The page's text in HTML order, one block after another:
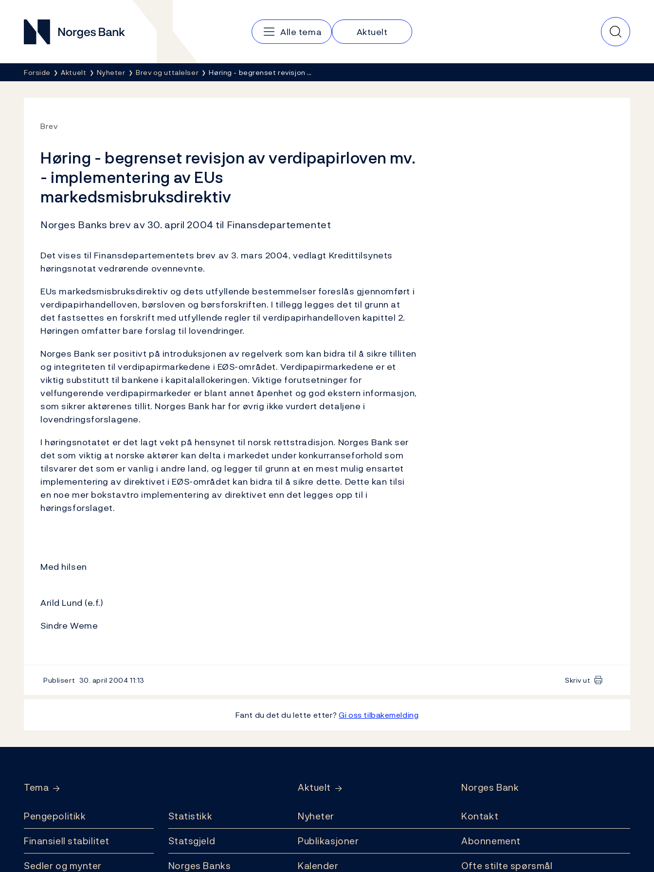
Norges Bank
Hovedmeny
Alle tema Aktuelt
Her er du nå:
Forside Aktuelt Nyheter Brev og uttalelser Høring - begrenset revisjon …
Brev
Høring - begrenset revisjon av verdipapirloven mv.
- implementering av EUs
markedsmisbruksdirektiv
Norges Banks brev av 30. april 2004 til Finansdepartementet
Det vises til Finansdepartementets brev av 3. mars 2004, vedlagt Kredittilsynets
høringsnotat vedrørende ovennevnte.
EUs markedsmisbruksdirektiv og dets utfyllende bestemmelser foreslås gjennomført i
verdipapirhandelloven, børsloven og børsforskriften. I tillegg legges det til grunn at
det fastsettes en forskrift med utfyllende regler til verdipapirhandelloven kapittel 2.
Høringen omfatter bare forslag til lovendringer.
Norges Bank ser positivt på introduksjonen av regelverk som kan bidra til å sikre tilliten
og integriteten til verdipapirmarkedene i EØS-området. Verdipapirmarkedene er et
viktig substitutt til bankene i kapitalallokeringen. Viktige forutsetninger for
velfungerende verdipapirmarkeder er blant annet åpenhet og god ekstern informasjon,
som sikrer aktørenes tillit. Norges Bank har for øvrig ikke vurdert detaljene i
lovendringsforslagene.
I høringsnotatet er det lagt vekt på hensynet til norsk rettstradisjon. Norges Bank ser
det som viktig at norske aktører kan delta i markedet under konkurranseforhold som
tilsvarer det som er vanlig i andre land, og legger til grunn at en mest mulig ensartet
implementering av direktivet i EØS-området kan bidra til å sikre dette. Dette kan tilsi
en noe mer bokstavtro implementering av direktivet enn det legges opp til i
høringsforslaget.
Med hilsen
Arild Lund (e.f.)
Sindre Weme
Publisert 30. april 200411:13 Skriv ut
Fant du det du lette etter?Gi oss tilbakemelding
Tema
Pengepolitikk
Finansiell stabilitet
Sedler og mynter
Statistikk
Statsgjeld
Norges Banks
Aktuelt
Nyheter
Publikasjoner
Kalender
Norges Bank
Kontakt
Abonnement
Ofte stilte spørsmål